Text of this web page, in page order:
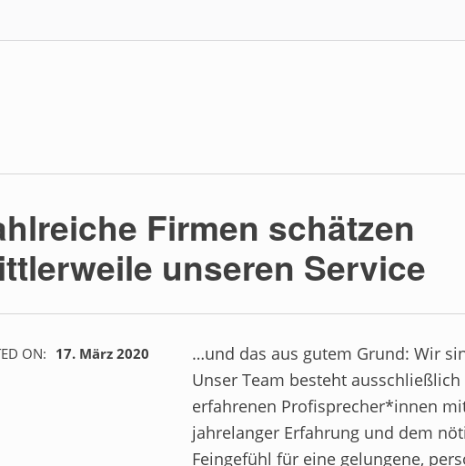
Firmen schätzen
unseren Service
ON: 17. März 2020
…und das aus gutem Grund: Wir
Unser Team besteht ausschließlich
erfahrenen Profisprecher*innen
jahrelanger Erfahrung und dem
Feingefühl für eine gelungene,